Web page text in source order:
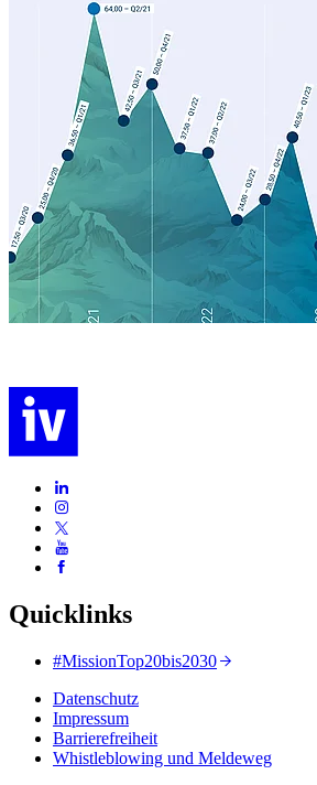
Quicklinks
#MissionTop20bis2030
Datenschutz
Impressum
Barrierefreiheit
Whistleblowing und Meldeweg